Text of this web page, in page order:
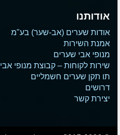
אודותנו
אודות שערים (אב-שער) בע"מ
אמנת השירות
מנופי אבי שערים
שירות לקוחות – קבוצת מנופי אבי
תו תקן שערים חשמליים
דרושים
יצירת קשר